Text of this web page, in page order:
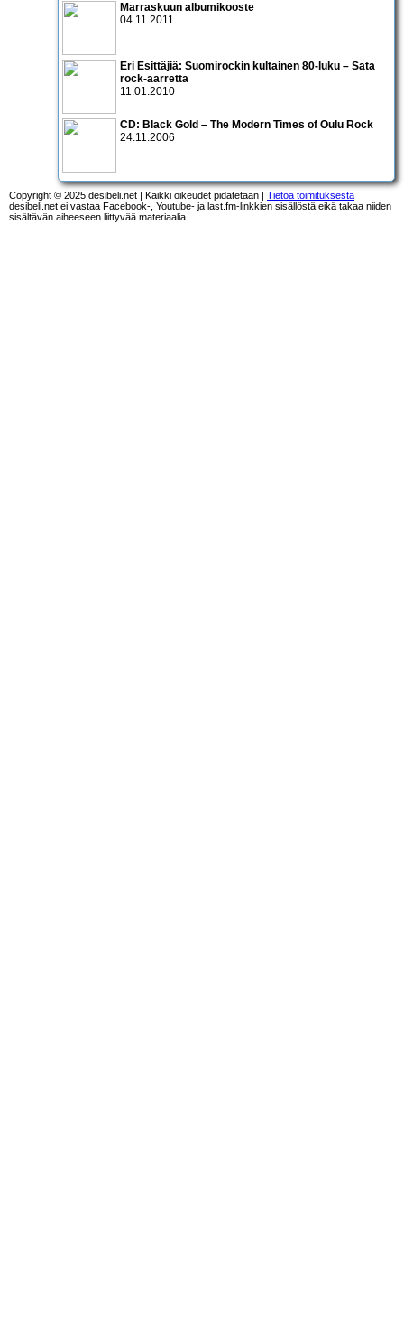
Marraskuun albumikooste
04.11.2011
Eri Esittäjiä: Suomirockin kultainen 80-luku – Sata
rock-aarretta
11.01.2010
CD: Black Gold – The Modern Times of Oulu Rock
24.11.2006
Copyright © 2025 desibeli.net | Kaikki oikeudet pidätetään | Tietoa toimituksesta
desibeli.net ei vastaa Facebook-, Youtube- ja last.fm-linkkien sisällöstä eikä takaa niiden
sisältävän aiheeseen liittyvää materiaalia.